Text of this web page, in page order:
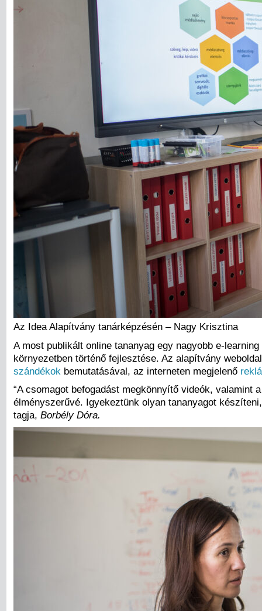
Az Idea Alapítvány tanárképzésén – Nagy Krisztina
A most publikált online tananyag egy nagyobb e-
környezetben történő fejlesztése. Az alapítvány
szándékok bemutatásával, az interneten megjelenő
“A csomagot befogadást megkönnyítő videók,
élményszerűvé. Igyekeztünk olyan tananyagot
tagja, Borbély Dóra.